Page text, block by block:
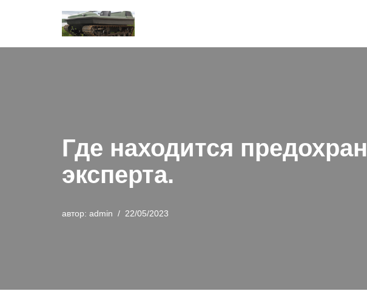
к
Где находится
эксперта.
автор: admin 22/05/2023